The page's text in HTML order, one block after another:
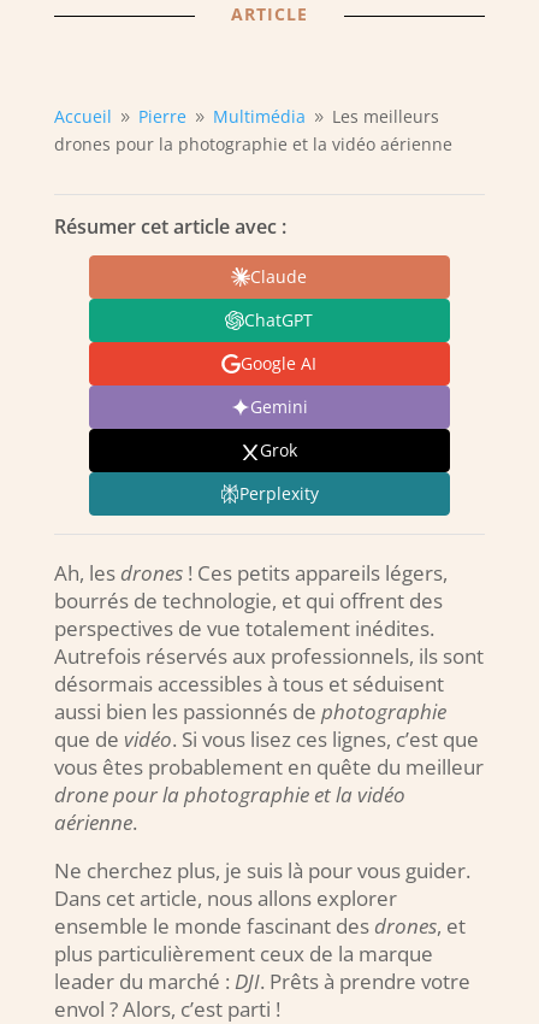
ARTICLE
Accueil 9 Pierre 9 Multimédia 9 Les meilleurs
drones pour la photographie et la vidéo aérienne
Résumer cet article avec :
Claude
ChatGPT
Google AI
Gemini
Grok
Perplexity
Ah, les drones! Ces petits appareils légers,
bourrés de technologie, et qui offrent des
perspectives de vue totalement inédites.
Autrefois réservés aux professionnels, ils sont
désormais accessibles à tous et séduisent
aussi bien les passionnés de photographie
que de vidéo. Si vous lisez ces lignes, c’est que
vous êtes probablement en quête du meilleur
drone pour la photographie et la vidéo
aérienne.
Ne cherchez plus, je suis là pour vous guider.
Dans cet article, nous allons explorer
ensemble le monde fascinant des drones, et
plus particulièrement ceux de la marque
leader du marché : DJI. Prêts à prendre votre
envol ? Alors, c’est parti !